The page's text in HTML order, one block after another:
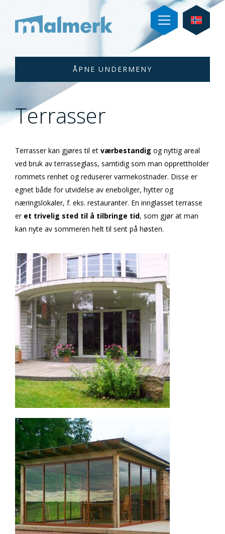
UNDERMENY
Terrasser
Terrasser kan gjøres til et værbestandig og nyttig areal
ved bruk av terrasseglass, samtidig som man opprettholder
rommets renhet og reduserer varmekostnader. Disse er
egnet både for utvidelse av eneboliger, hytter og
næringslokaler, f. eks. restauranter. En innglasset terrasse
er et trivelig sted til å tilbringe tid, som gjør at man
kan nyte av sommeren helt til sent på høsten.